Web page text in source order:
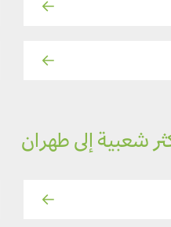
شعبية إلى طهران